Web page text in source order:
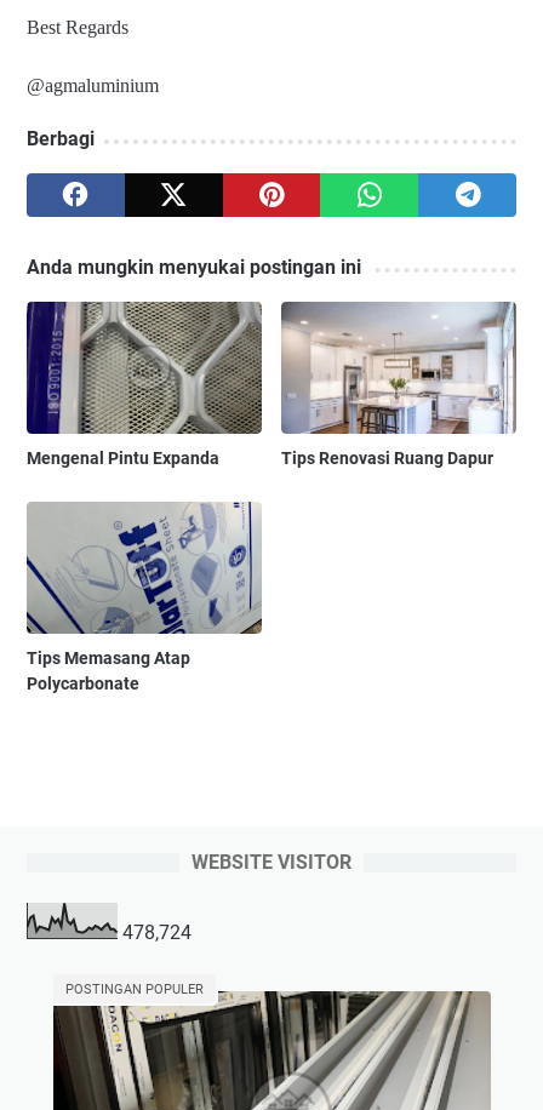
Best Regards
@agmaluminium
Berbagi
Anda mungkin menyukai postingan ini
Mengenal Pintu Expanda Tips Renovasi Ruang Dapur
Tips Memasang Atap
Polycarbonate
WEBSITE VISITOR
478,724
POSTINGAN POPULER